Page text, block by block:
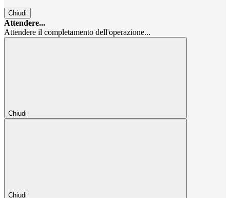
Chiudi
Attendere...
Attendere il completamento dell'operazione...
Chiudi
Chiudi